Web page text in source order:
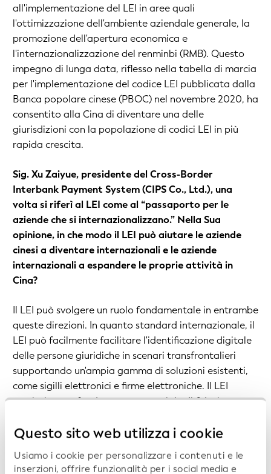
Questo sito web utilizza i cookie
Usiamo i cookie per personalizzare i contenuti e le
inserzioni, offrire funzionalità per i social media e
all'implementazione del LEI in aree quali
l'ottimizzazione dell'ambiente aziendale generale, la
promozione dell'apertura economica e
l'internazionalizzazione del renminbi (RMB). Questo
impegno di lunga data, riflesso nella tabella di marcia
per l'implementazione del codice LEI pubblicata dalla
Banca popolare cinese (PBOC) nel novembre 2020, ha
consentito alla Cina di diventare una delle
giurisdizioni con la popolazione di codici LEI in più
rapida crescita.
Sig. Xu Zaiyue, presidente del Cross-Border
Interbank Payment System (CIPS Co., Ltd.), una
volta si riferì al LEI come al “passaporto per le
aziende che si internazionalizzano.” Nella Sua
opinione, in che modo il LEI può aiutare le aziende
cinesi a diventare internazionali e le aziende
internazionali a espandere le proprie attività in
Cina?
Il LEI può svolgere un ruolo fondamentale in entrambe
queste direzioni. In quanto standard internazionale, il
LEI può facilmente facilitare l'identificazione digitale
delle persone giuridiche in scenari transfrontalieri
supportando un'ampia gamma di soluzioni esistenti,
come sigilli elettronici e firme elettroniche. Il LEI
costituisce un fondamento essenziale di fiducia per
finanziarie transfrontaliere fornendo dati di
standardizzati e di alta qualità e affrontando